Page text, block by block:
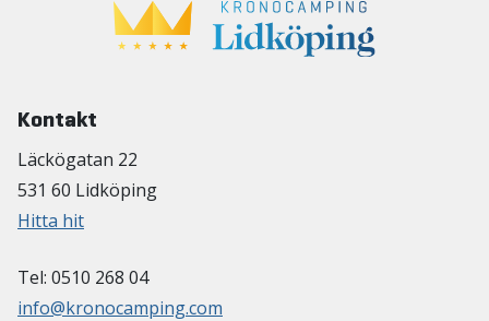
Kontakt
Läckögatan 22
531 60 Lidköping
Hitta hit
Tel: 0510 268 04
info@kronocamping.com